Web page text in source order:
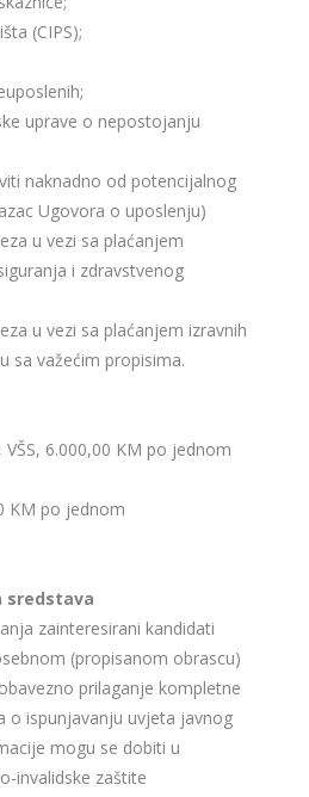
(CIPS);
uprave o nepostojanju
naknadno od potencijalnog
Ugovora o uposlenju)
u vezi sa plaćanjem
i zdravstvenog
u vezi sa plaćanjem izravnih
sa važećim propisima.
VŠS, 6.000,00 KM po jednom
KM po jednom
sredstava
zainteresirani kandidati
(propisanom obrascu)
prilaganje kompletne
o ispunjavanju uvjeta javnog
mogu se dobiti u
invalidske zaštite